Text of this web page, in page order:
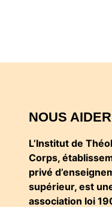
NOUS AIDER
L’Institut de
Corps,
privé
supérieur, est
association loi